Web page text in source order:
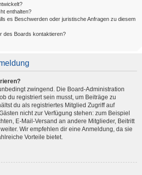
enthalten?
es Beschwerden oder juristische Anfragen zu diesem
des Boards kontaktieren?
zwingend. Die Board-Administration
du registriert sein musst, um Beiträge zu
du als registriertes Mitglied Zugriff auf
nicht zur Verfügung stehen: zum Beispiel
E-Mail-Versand an andere Mitglieder, Beitritt
Wir empfehlen dir eine Anmeldung, da sie
Vorteile bietet.